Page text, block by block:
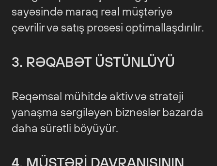
sayəsində maraq real müştəriyə
çevrilir və satış prosesi optimallaşdırılır.
3. RƏQABƏT ÜSTÜNLÜYÜ
Rəqəmsal mühitdə aktiv və strateji
yanaşma sərgiləyən bizneslər bazarda
daha sürətli böyüyür.
4. MÜŞTƏRI DAVRANIŞININ